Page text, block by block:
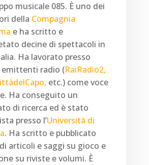
musicale 085. È uno dei
della Compagnia
e ha scritto e
decine di spettacoli in
Ha lavorato presso
emittenti radio (RaiRadio2,
etc.) come voce
Ha conseguito un
di ricerca ed è stato
presso l’Università di
. Ha scritto e pubblicato
articoli e saggi su gioco e
su riviste e volumi. È